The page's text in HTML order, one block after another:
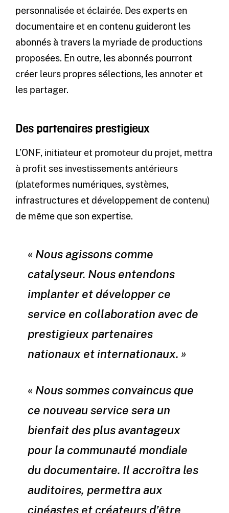
personnalisée et éclairée. Des experts en
documentaire et en contenu guideront les
abonnés à travers la myriade de productions
proposées. En outre, les abonnés pourront
créer leurs propres sélections, les annoter et
les partager.
Des partenaires prestigieux
L’ONF, initiateur et promoteur du projet, mettra
à profit ses investissements antérieurs
(plateformes numériques, systèmes,
infrastructures et développement de contenu)
de même que son expertise.
« Nous agissons comme
catalyseur. Nous entendons
implanter et développer ce
service en collaboration avec de
prestigieux partenaires
nationaux et internationaux. »
« Nous sommes convaincus que
ce nouveau service sera un
bienfait des plus avantageux
pour la communauté mondiale
du documentaire. Il accroîtra les
auditoires, permettra aux
cinéastes et créateurs d’être